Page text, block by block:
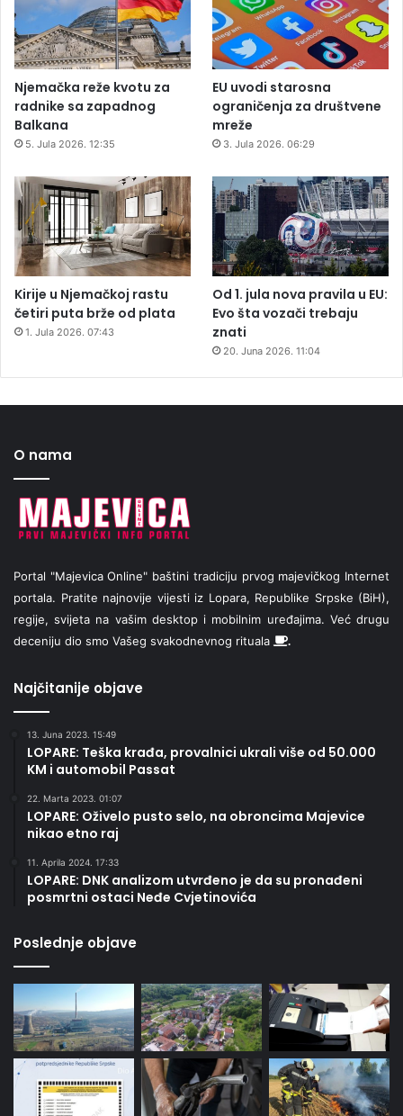
Njemačka reže kvotu za
radnike sa zapadnog
Balkana
5. Jula 2026. 12:35
EU uvodi starosna
ograničenja za društvene
mreže
3. Jula 2026. 06:29
Kirije u Njemačkoj rastu
četiri puta brže od plata
1. Jula 2026. 07:43
Od 1. jula nova pravila u EU:
Evo šta vozači trebaju
znati
20. Juna 2026. 11:04
O nama
Portal "Majevica Online" baštini tradiciju prvog majevičkog Internet
portala. Pratite najnovije vijesti iz Lopara, Republike Srpske (BiH),
regije, svijeta na vašim desktop i mobilnim uređajima. Već drugu
deceniju dio smo Vašeg svakodnevnog rituala
.
Najčitanije objave
13. Juna 2023. 15:49
LOPARE: Teška krađa, provalnici ukrali više od 50.000
KM i automobil Passat
22. Marta 2023. 01:07
LOPARE: Oživelo pusto selo, na obroncima Majevice
nikao etno raj
11. Aprila 2024. 17:33
LOPARE: DNK analizom utvrđeno je da su pronađeni
posmrtni ostaci Neđe Cvjetinovića
Poslednje objave